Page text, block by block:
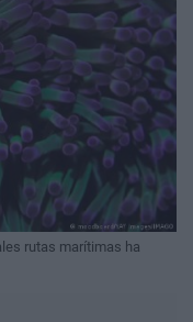
rutas marítimas ha